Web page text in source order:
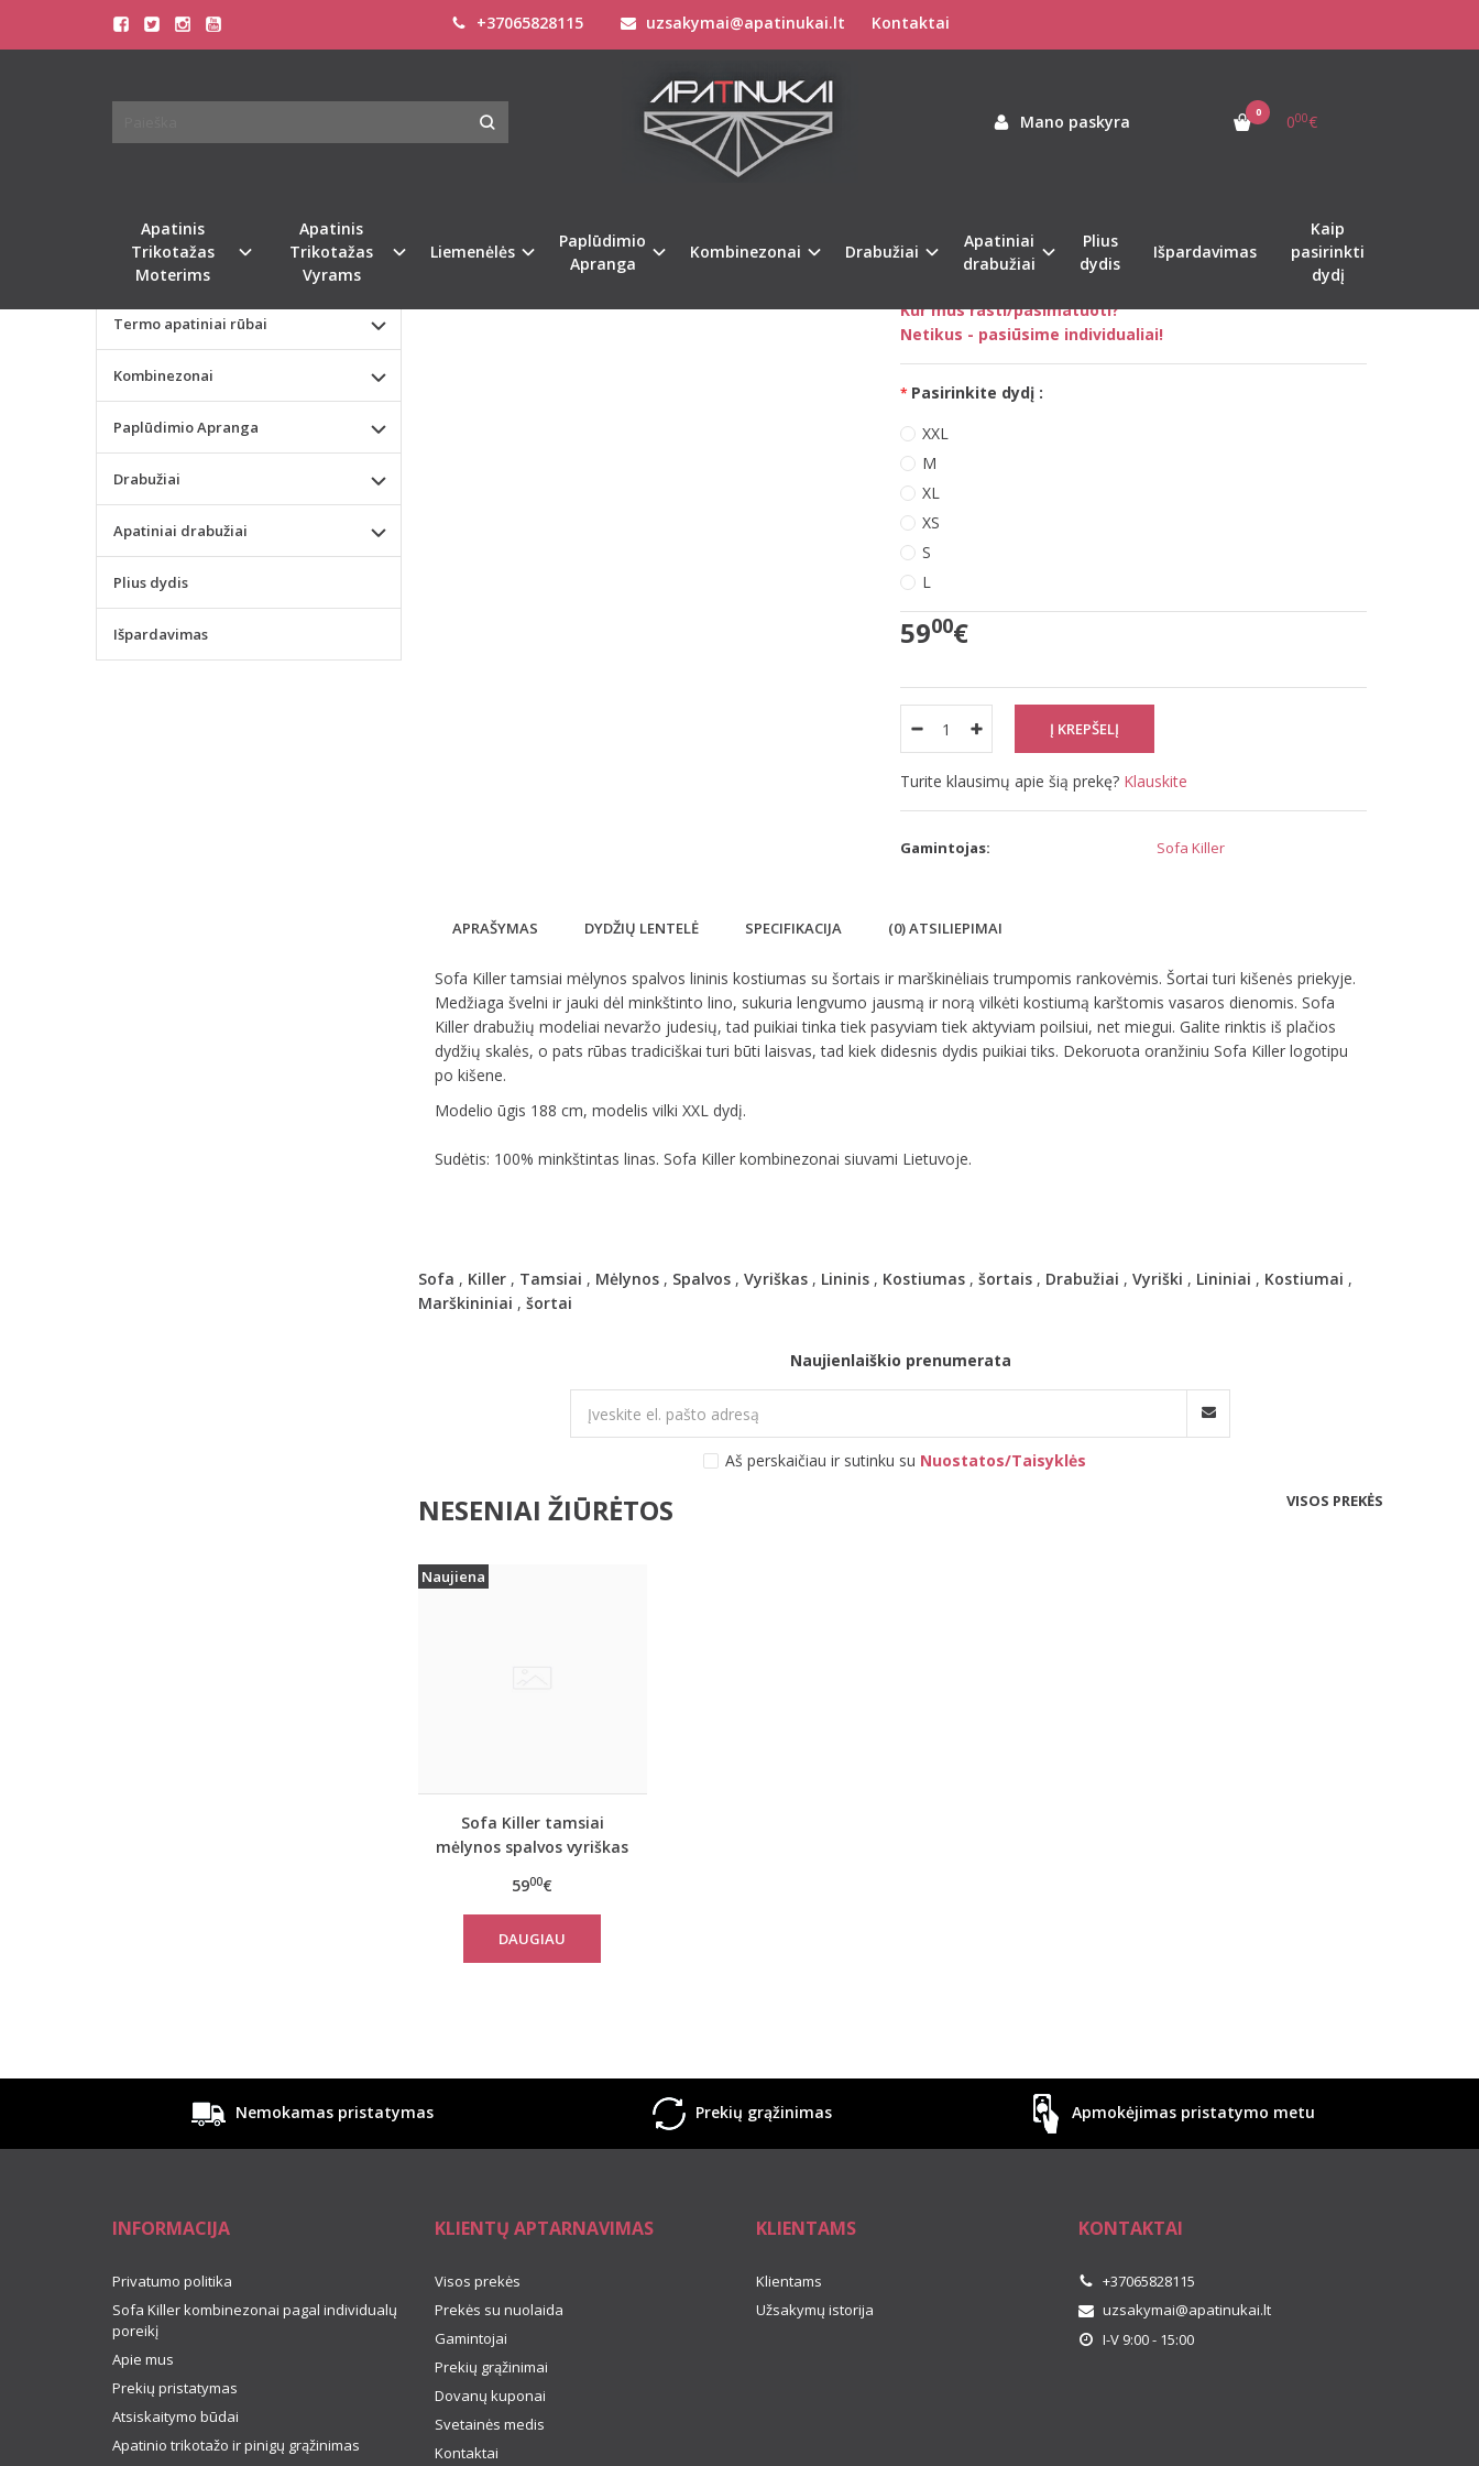
+37065828115 uzsakymai@apatinukai.lt Kontaktai
Mano paskyra 0 000€
Apatinis
Trikotažas
Moterims
Apatinis
Trikotažas
Vyrams
Liemenėlės
Paplūdimio
Apranga
Kombinezonai Drabužiai
Apatiniai
drabužiai
Plius
dydis
Išpardavimas
Kaip
pasirinkti
dydį
SOFA KILLER TAMSIAI MĖLYNOS SPALVOS VYRIŠKAS LININIS KOSTIUMAS
SU ŠORTAIS
Kur mus rasti/pasimatuoti?
Netikus - pasiūsime individualiai!
Pasirinkite dydį :
XXL
M
XL
XS
S
L
5900€
Turite klausimų apie šią prekę? Klauskite
Gamintojas: Sofa Killer
APRAŠYMAS DYDŽIŲ LENTELĖ SPECIFIKACIJA (0) ATSILIEPIMAI
Sofa Killer tamsiai mėlynos spalvos lininis kostiumas su šortais ir marškinėliais trumpomis rankovėmis. Šortai turi kišenės priekyje.
Medžiaga švelni ir jauki dėl minkštinto lino, sukuria lengvumo jausmą ir norą vilkėti kostiumą karštomis vasaros dienomis. Sofa
Killer drabužių modeliai nevaržo judesių, tad puikiai tinka tiek pasyviam tiek aktyviam poilsiui, net miegui. Galite rinktis iš plačios
dydžių skalės, o pats rūbas tradiciškai turi būti laisvas, tad kiek didesnis dydis puikiai tiks. Dekoruota oranžiniu Sofa Killer logotipu
po kišene.
Modelio ūgis 188 cm, modelis vilki XXL dydį.
Sudėtis: 100% minkštintas linas. Sofa Killer kombinezonai siuvami Lietuvoje.
Sofa , Killer, Tamsiai , Mėlynos, Spalvos, Vyriškas, Lininis, Kostiumas, šortais, Drabužiai , Vyriški , Lininiai , Kostiumai ,
Marškininiai , šortai
Naujienlaiškio prenumerata
Aš perskaičiau ir sutinku su Nuostatos/Taisyklės
NESENIAI ŽIŪRĖTOS VISOS PREKĖS
Naujiena
Sofa Killer tamsiai
mėlynos spalvos vyriškas
šortais
5900€
DAUGIAU
Valentino dienos dovana
Liemenėlės
Termo apatiniai rūbai
Kombinezonai
Paplūdimio Apranga
Drabužiai
Apatiniai drabužiai
Plius dydis
Išpardavimas
Nemokamas pristatymas Prekių grąžinimas Apmokėjimas pristatymo metu
INFORMACIJA
Privatumo politika
Sofa Killer kombinezonai pagal individualų
poreikį
Apie mus
Prekių pristatymas
Atsiskaitymo būdai
Apatinio trikotažo ir pinigų grąžinimas
KLIENTŲ APTARNAVIMAS
Visos prekės
Prekės su nuolaida
Gamintojai
Prekių grąžinimai
Dovanų kuponai
Svetainės medis
Kontaktai
KLIENTAMS
Klientams
Užsakymų istorija
KONTAKTAI
+37065828115
uzsakymai@apatinukai.lt
I-V 9:00 - 15:00